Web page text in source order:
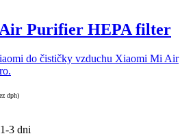
Purifier HEPA filter
do čističky vzduchu Xiaomi Mi Air
dph)
3 dni